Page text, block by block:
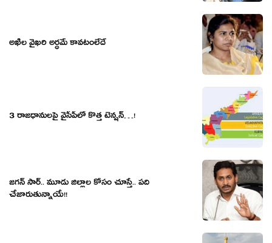
అఖిల వైఖరి అర్ధమే కావటంలేదే
3 రాజ‌ధానుల‌పై వైసీపీలో కొత్త టెన్ష‌న్‌…!
జ‌గ‌న్ సార్‌.. మూడు జిల్లాల కోసం చూస్తే.. ప‌ది
చేజారుతున్నాయే!!